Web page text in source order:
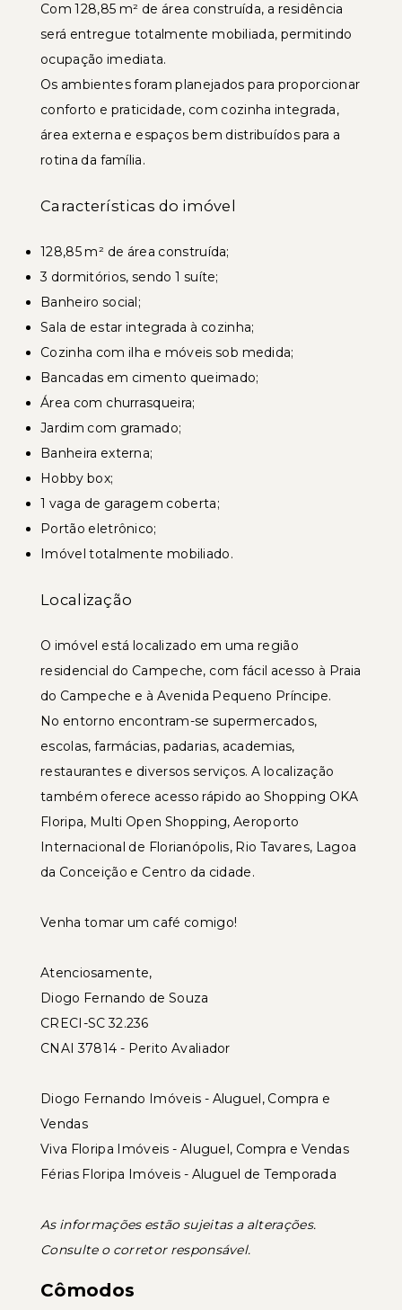
Com 128,85 m² de área construída, a residência
será entregue totalmente mobiliada, permitindo
ocupação imediata.
Os ambientes foram planejados para proporcionar
conforto e praticidade, com cozinha integrada,
área externa e espaços bem distribuídos para a
rotina da família.
Características do imóvel
128,85 m² de área construída;
3 dormitórios, sendo 1 suíte;
Banheiro social;
Sala de estar integrada à cozinha;
Cozinha com ilha e móveis sob medida;
Bancadas em cimento queimado;
Área com churrasqueira;
Jardim com gramado;
Banheira externa;
Hobby box;
1 vaga de garagem coberta;
Portão eletrônico;
Imóvel totalmente mobiliado.
Localização
O imóvel está localizado em uma região
residencial do Campeche, com fácil acesso à Praia
do Campeche e à Avenida Pequeno Príncipe.
No entorno encontram-se supermercados,
escolas, farmácias, padarias, academias,
restaurantes e diversos serviços. A localização
também oferece acesso rápido ao Shopping OKA
Floripa, Multi Open Shopping, Aeroporto
Internacional de Florianópolis, Rio Tavares, Lagoa
da Conceição e Centro da cidade.
Venha tomar um café comigo!
Atenciosamente,
Diogo Fernando de Souza
CRECI-SC 32.236
CNAI 37814 - Perito Avaliador
Diogo Fernando Imóveis - Aluguel, Compra e
Vendas
Viva Floripa Imóveis - Aluguel, Compra e Vendas
Férias Floripa Imóveis - Aluguel de Temporada
As informações estão sujeitas a alterações.
Consulte o corretor responsável.
Cômodos